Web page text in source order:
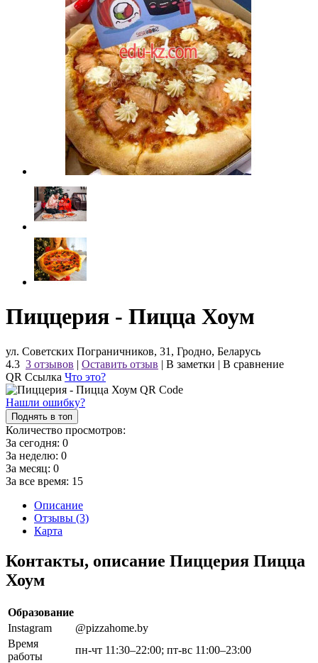
Пиццерия - Пицца Хоум
ул. Советских Пограничников, 31, Гродно, Беларусь
4.3 3 отзывов | Оставить отзыв | В заметки | В сравнение
QR Ссылка Что это?
Нашли ошибку?
Поднять в топ
Количество просмотров:
За сегодня: 0
За неделю: 0
За месяц: 0
За все время: 15
Описание
Отзывы (3)
Карта
Контакты, описание Пиццерия Пицца
Хоум
Образование
Instagram
@pizzahome.by
Время
работы
пн-чт 11:30–22:00; пт-вс 11:00–23:00